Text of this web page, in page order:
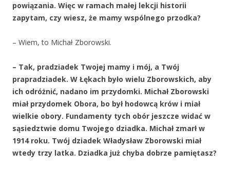
powiązania. Więc w ramach małej lekcji historii
zapytam, czy wiesz, że mamy wspólnego przodka?
– Wiem, to Michał Zborowski.
– Tak, pradziadek Twojej mamy i mój, a Twój
prapradziadek. W Łękach było wielu Zborowskich, aby
ich odróżnić, nadano im przydomki. Michał Zborowski
miał przydomek Obora, bo był hodowcą krów i miał
wielkie obory. Fundamenty tych obór jeszcze widać w
sąsiedztwie domu Twojego dziadka. Michał zmarł w
1914 roku. Twój dziadek Władysław Zborowski miał
wtedy trzy latka. Dziadka już chyba dobrze pamiętasz?